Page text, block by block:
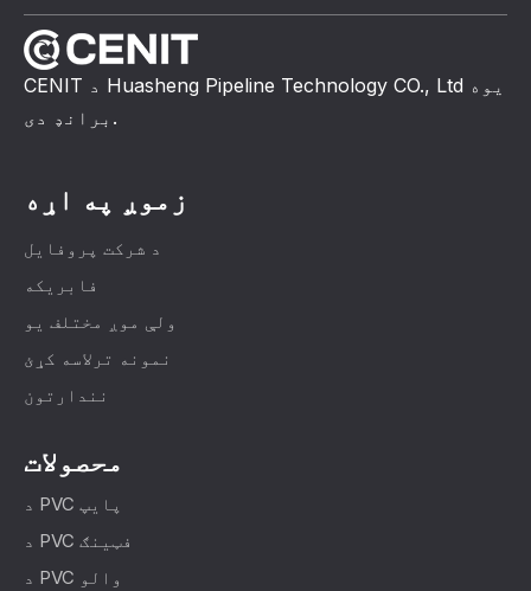
CENIT د Huasheng Pipeline Technology CO., Ltd یوه
برانډ دی.
زموږ په اړه
د شرکت پروفایل
فابریکه
ولې موږ مختلف یو
نمونه ترلاسه کړئ
نندارتون
محصولات
د PVC پایپ
د PVC فټینګ
د PVC والو